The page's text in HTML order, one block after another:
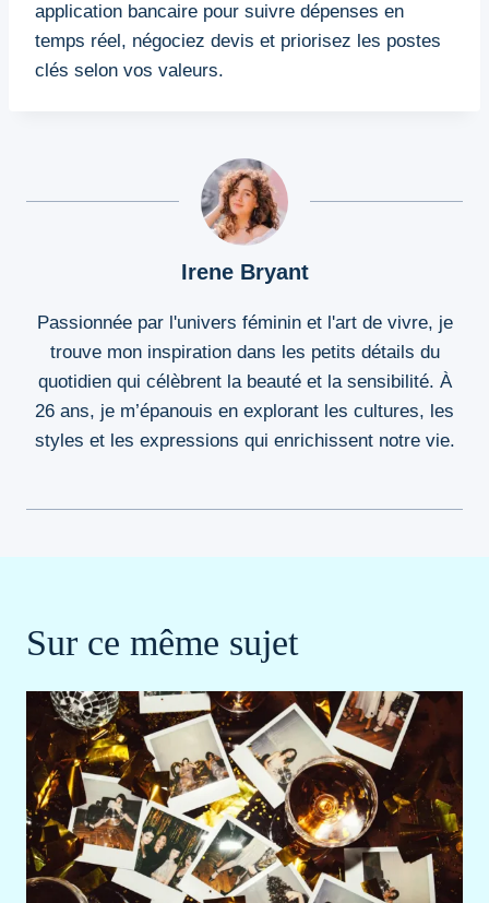
application bancaire pour suivre dépenses en
temps réel, négociez devis et priorisez les postes
clés selon vos valeurs.
Irene Bryant
Passionnée par l'univers féminin et l'art de vivre, je
trouve mon inspiration dans les petits détails du
quotidien qui célèbrent la beauté et la sensibilité. À
26 ans, je m’épanouis en explorant les cultures, les
styles et les expressions qui enrichissent notre vie.
Sur ce même sujet